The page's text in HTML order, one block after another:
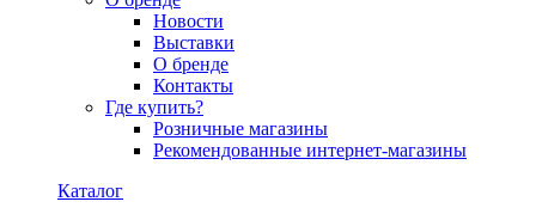
Новости
Выставки
О бренде
Контакты
Где купить?
Розничные магазины
Рекомендованные интернет-магазины
Каталог